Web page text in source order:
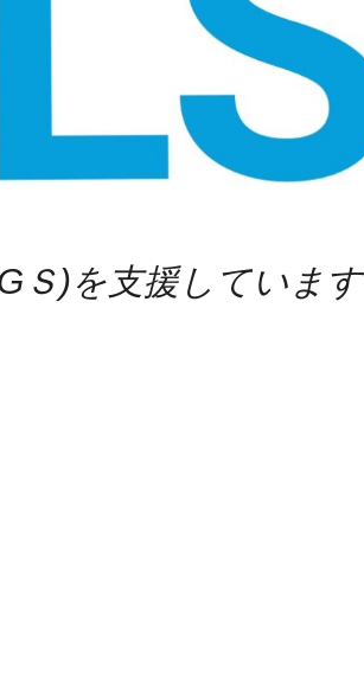
Ｓ)を支援しています